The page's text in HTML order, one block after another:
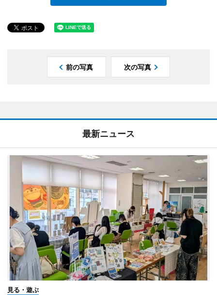
前の写真 次の写真
最新ニュース
見る・遊ぶ